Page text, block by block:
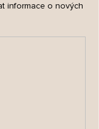
informace o nových